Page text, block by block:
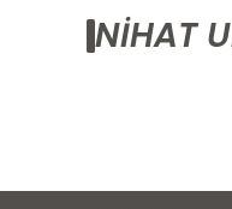
NIHAT